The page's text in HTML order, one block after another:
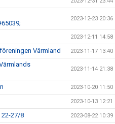
2023-12-23 20:36
2023-12-11 14:58
Värmland 2023-11-17 13:40
2023-11-14 21:38
2023-10-20 11:50
2023-10-13 12:21
27/8 2023-08-22 10:39